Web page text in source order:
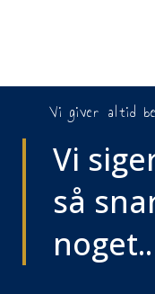
Vi giver altid
Vi
så
noget..